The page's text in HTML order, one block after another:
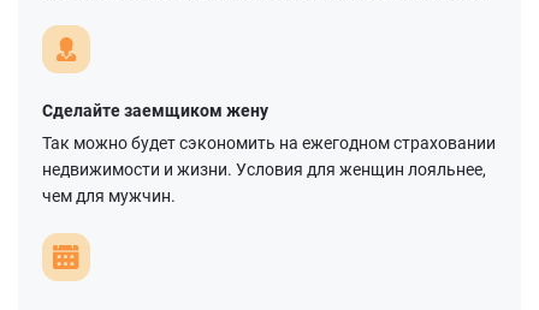
Сделайте заемщиком жену
Так можно будет сэкономить на ежегодном страховании
недвижимости и жизни. Условия для женщин лояльнее,
чем для мужчин.